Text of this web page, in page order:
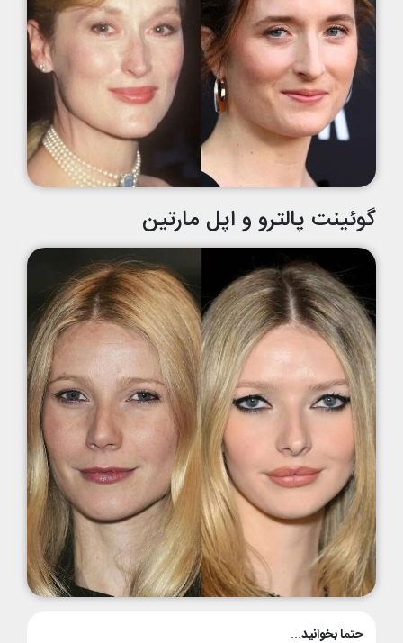
گوئینت پالترو و اپل مارتین
حتما بخوانید...